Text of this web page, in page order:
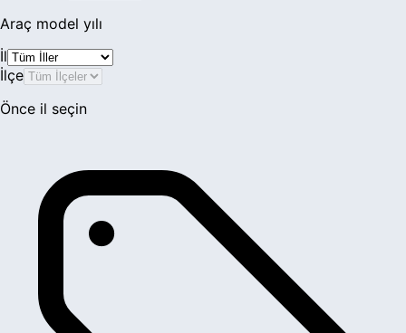
Araç model yılı
İl
İlçe
Önce il seçin